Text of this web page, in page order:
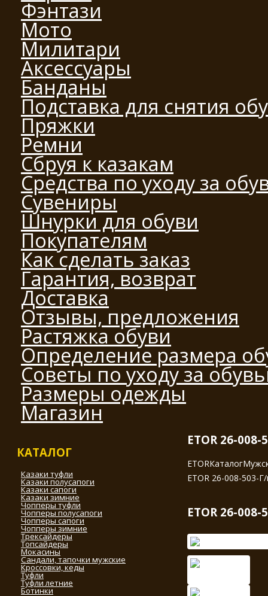
Фэнтази
Мото
Милитари
Аксессуары
Банданы
Подставка для снятия
Пряжки
Ремни
Сбруя к казакам
Средства по уходу за
Сувениры
Шнурки для обуви
Покупателям
Как сделать заказ
Гарантия, возврат
Доставка
Отзывы, предложения
Растяжка обуви
Определение размера
Советы по уходу за
Размеры одежды
Магазин
КАТАЛОГ
Казаки туфли
Казаки полусапоги
Казаки сапоги
Казаки зимние
Чопперы туфли
Чопперы полусапоги
Чопперы сапоги
Чопперы зимние
Трексайдеры
Топсайдеры
Мокасины
Сандали, тапочки мужские
Кроссовки, кеды
Туфли
Туфли летние
Ботинки
ETOR 26-
ETORКаталог
ETOR 26-008-503-
ETOR 26-